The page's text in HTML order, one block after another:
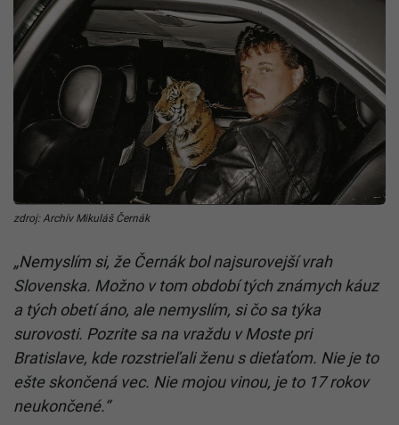
zdroj: Archív Mikuláš Černák
„Nemyslím si, že Černák bol najsurovejší vrah
Slovenska. Možno v tom období tých známych káuz
a tých obetí áno, ale nemyslím, si čo sa týka
surovosti. Pozrite sa na vraždu v Moste pri
Bratislave, kde rozstrieľali ženu s dieťaťom. Nie je to
ešte skončená vec. Nie mojou vinou, je to 17 rokov
neukončené.“